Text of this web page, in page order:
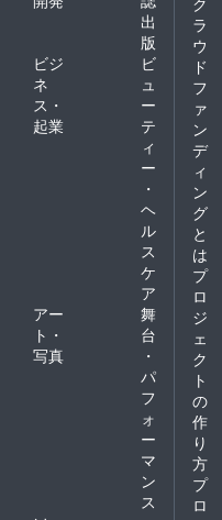
出
版
ビジ
ネ
ス・
起業
ビ
ュ
ー
テ
ィ
ー
・
ヘ
ル
ス
ケ
ア
アー
ト・
写真
舞
台
・
パ
フ
ォ
ー
マ
ン
ス
ラ
ウ
ド
フ
ァ
ン
デ
ィ
ン
グ
と
は
プ
ロ
ジ
ェ
ク
ト
の
作
り
方
プ
ロ